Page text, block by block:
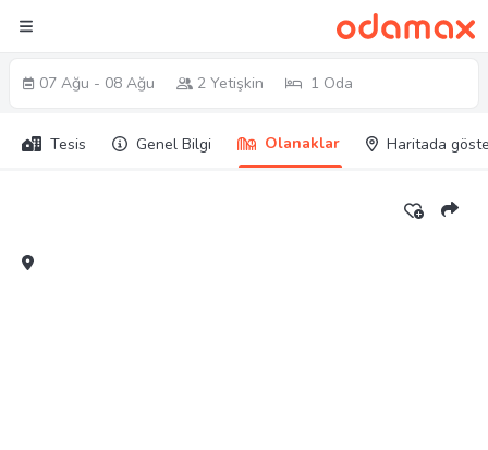
07 Ağu - 08 Ağu 2 Yetişkin 1 Oda
Tesis Genel Bilgi Olanaklar Haritada